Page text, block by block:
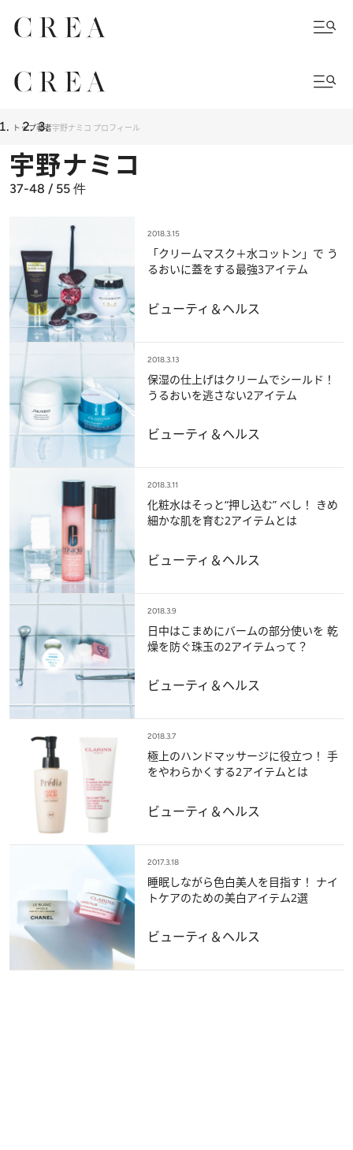
トップ著者宇野ナミコ プロフィール
宇野ナミコ
37-48 / 55 件
2018.3.15
「クリームマスク＋水コットン」で う
るおいに蓋をする最強3アイテム
ビューティ＆ヘルス
2018.3.13
保湿の仕上げはクリームでシールド！
うるおいを逃さない2アイテム
ビューティ＆ヘルス
2018.3.11
化粧水はそっと“押し込む” べし！ きめ
細かな肌を育む2アイテムとは
ビューティ＆ヘルス
2018.3.9
日中はこまめにバームの部分使いを 乾
燥を防ぐ珠玉の2アイテムって？
ビューティ＆ヘルス
2018.3.7
極上のハンドマッサージに役立つ！ 手
をやわらかくする2アイテムとは
ビューティ＆ヘルス
2017.3.18
睡眠しながら色白美人を目指す！ ナイ
トケアのための美白アイテム2選
ビューティ＆ヘルス